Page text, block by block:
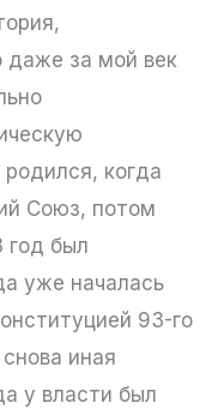
даже за мой век
когда
Союз, потом
год был
уже началась
93-го
иная
у власти был